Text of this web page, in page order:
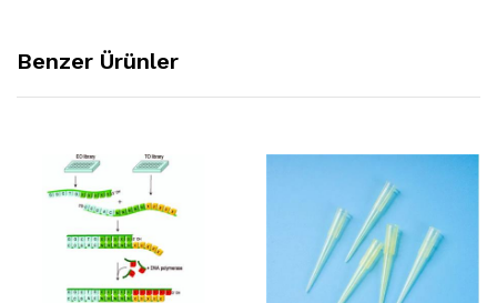
Benzer Ürünler